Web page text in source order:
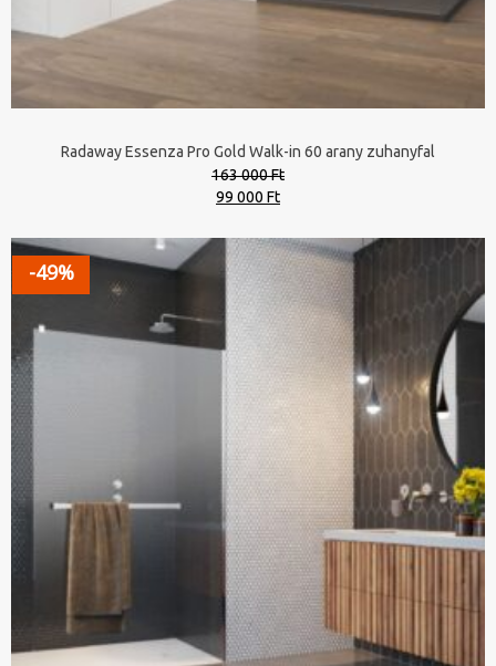
Radaway Essenza Pro Gold Walk-in 60 arany zuhanyfal
163 000 Ft
Original
was:
163
000 Ft.
99 000 FtCurrent
is:
99
000 Ft.
-49%